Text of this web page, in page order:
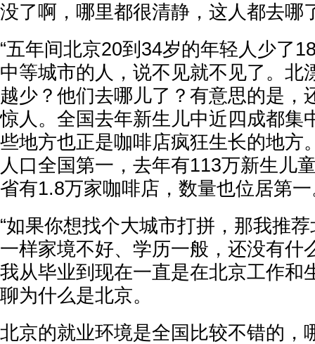
没了啊，哪里都很清静，这人都去哪
“五年间北京20到34岁的年轻人少了
中等城市的人，说不见就不见了。北
越少？他们去哪儿了？有意思的是，
惊人。全国去年新生儿中近四成都集
些地方也正是咖啡店疯狂生长的地方
人口全国第一，去年有113万新生儿
省有1.8万家咖啡店，数量也位居第一
“如果你想找个大城市打拼，那我推
一样家境不好、学历一般，还没有什
我从毕业到现在一直是在北京工作和
聊为什么是北京。
北京的就业环境是全国比较不错的，